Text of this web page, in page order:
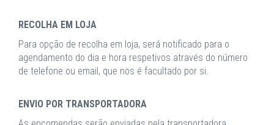
RECOLHA EM LOJA
Para opção de recolha em loja, será notificado para o
agendamento do dia e hora respetivos através do número
de telefone ou email, que nos é facultado por si.
ENVIO POR TRANSPORTADORA